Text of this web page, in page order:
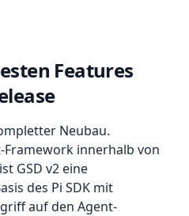
Features
Neubau.
innerhalb von
GSD v2 eine
des Pi SDK mit
auf den Agent-